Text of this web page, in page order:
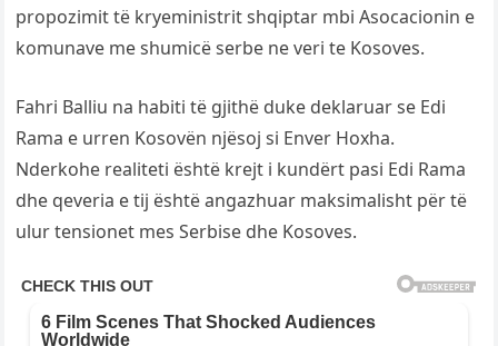
propozimit të kryeministrit shqiptar mbi Asocacionin e
komunave me shumicë serbe ne veri te Kosoves.
Fahri Balliu na habiti të gjithë duke deklaruar se Edi
Rama e urren Kosovën njësoj si Enver Hoxha.
Nderkohe realiteti është krejt i kundërt pasi Edi Rama
dhe qeveria e tij është angazhuar maksimalisht për të
ulur tensionet mes Serbise dhe Kosoves.